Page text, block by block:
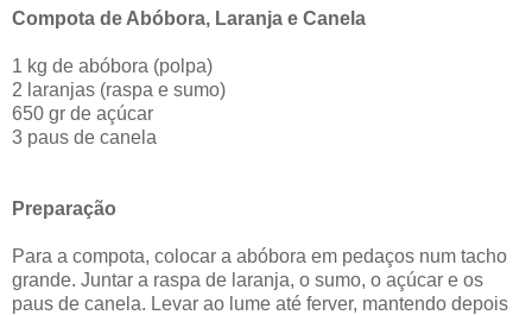
Compota de Abóbora, Laranja e Canela
1 kg de abóbora (polpa)
2 laranjas (raspa e sumo)
650 gr de açúcar
3 paus de canela
Preparação
Para a compota, colocar a abóbora em pedaços num tacho
grande. Juntar a raspa de laranja, o sumo, o açúcar e os
paus de canela. Levar ao lume até ferver, mantendo depois